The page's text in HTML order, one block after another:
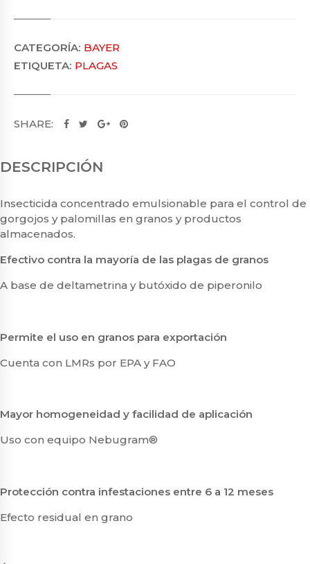
CATEGORÍA: BAYER
ETIQUETA: PLAGAS
SHARE:
DESCRIPCIÓN
Insecticida concentrado emulsionable para el control de
gorgojos y palomillas en granos y productos
almacenados.
Efectivo contra la mayoría de las plagas de granos
A base de deltametrina y butóxido de piperonilo
Permite el uso en granos para exportación
Cuenta con LMRs por EPA y FAO
Mayor homogeneidad y facilidad de aplicación
Uso con equipo Nebugram®
Protección contra infestaciones entre 6 a 12 meses
Efecto residual en grano